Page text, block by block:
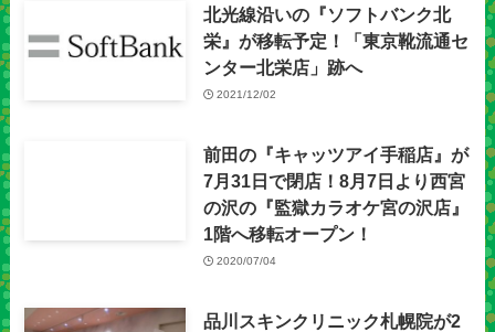
北光線沿いの『ソフトバンク北
栄』が移転予定！「東京靴流通セ
ンター北栄店」跡へ
2021/12/02
前田の『キャッツアイ手稲店』が
7月31日で閉店！8月7日より西宮
の沢の『監獄カラオケ宮の沢店』
1階へ移転オープン！
2020/07/04
品川スキンクリニック札幌院が2